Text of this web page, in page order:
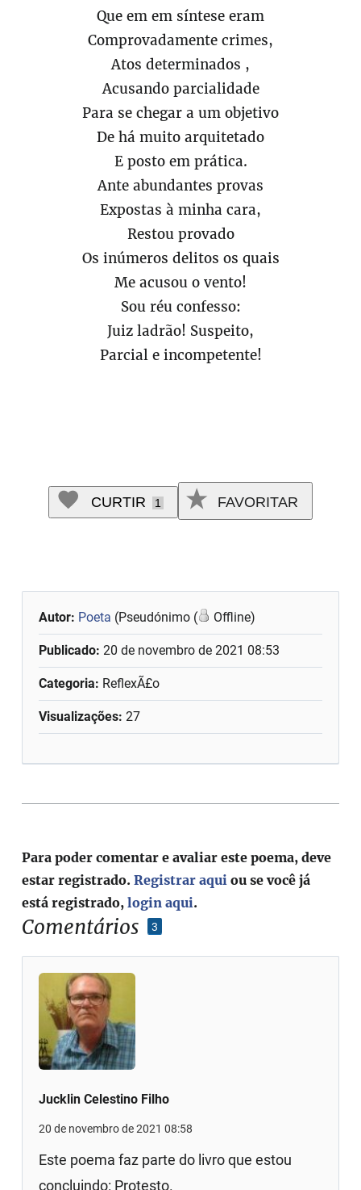
Que em em síntese eram
Comprovadamente crimes,
Atos determinados ,
Acusando parcialidade
Para se chegar a um objetivo
De há muito arquitetado
E posto em prática.
Ante abundantes provas
Expostas à minha cara,
Restou provado
Os inúmeros delitos os quais
Me acusou o vento!
Sou réu confesso:
Juiz ladrão! Suspeito,
Parcial e incompetente!
CURTIR 1 FAVORITAR
Autor: Poeta (Pseudónimo ( Offline)
Publicado:20 de novembro de 2021 08:53
Categoria: ReflexÃ£o
Visualizações: 27
Comentários 3
Jucklin Celestino Filho
20 de novembro de 2021 08:58
Este poema faz parte do livro que estou
concluindo: Protesto.
Para poder comentar e avaliar este poema, deve
estar registrado.Registrar aqui ou se você já
está registrado,login aqui.